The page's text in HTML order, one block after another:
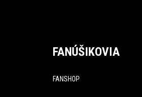
FANÚŠIKOVIA
FANSHOP